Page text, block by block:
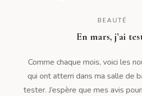
BEAUTÉ
En mars, j’ai
Comme chaque mois, voici les
qui ont atterri dans ma salle de
tester. J’espère que mes avis